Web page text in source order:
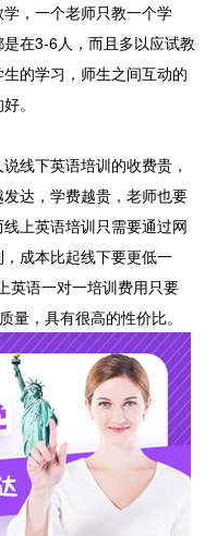
，一个老师只教一个学
在3-6人，而且多以应试教
的学习，师生之间互动的
。
线下英语培训的收费贵，
达，学费越贵，老师也要
上英语培训只需要通过网
成本比起线下要更低一
英语一对一培训费用只要
量，具有很高的性价比。